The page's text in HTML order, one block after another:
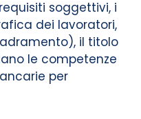
soggettivi, i
dei lavoratori,
il titolo
le competenze
per